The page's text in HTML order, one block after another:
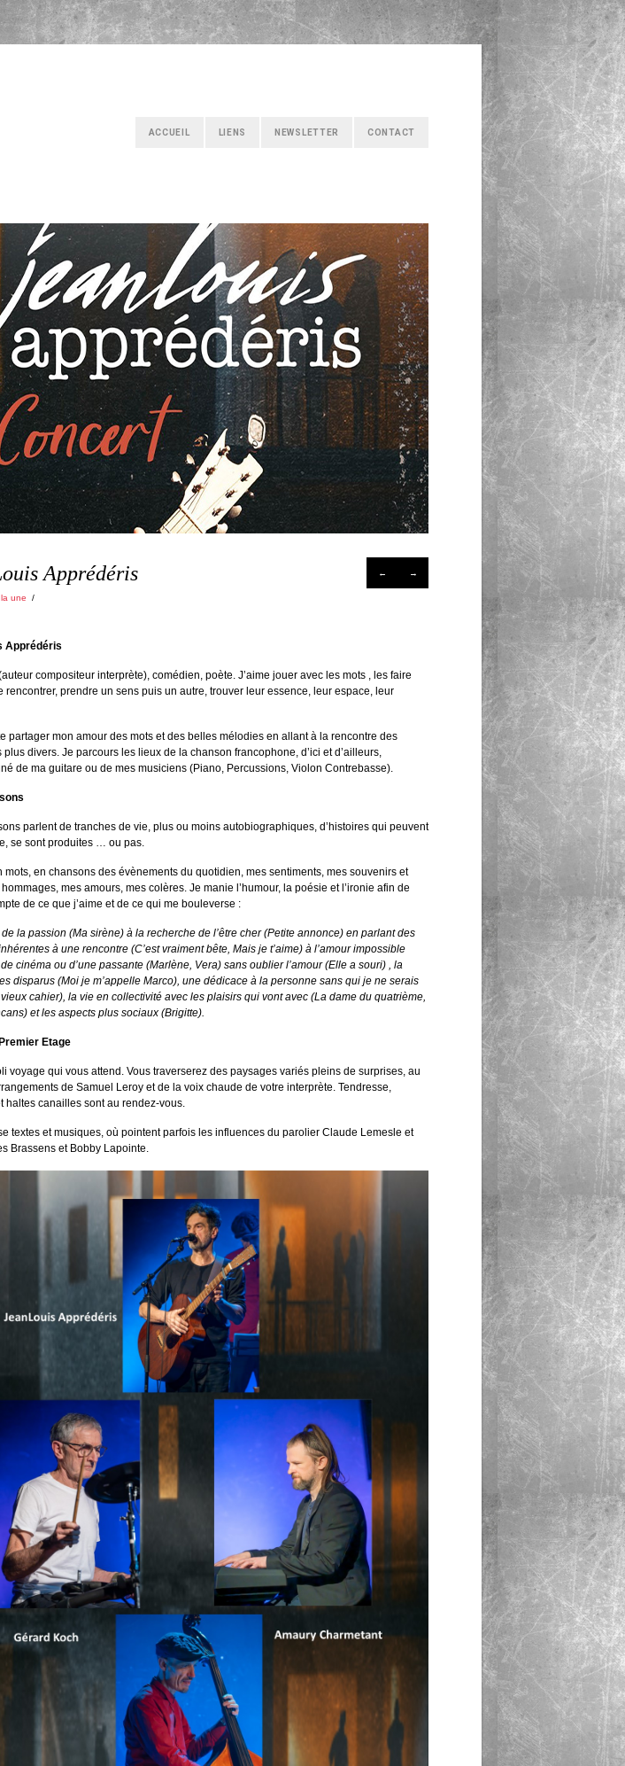
ACCUEIL LIENS NEWSLETTER CONTACT
→
←
Apprédéris
une /
Apprédéris
compositeur interprète), comédien, poète. J’aime jouer avec les mots , les faire
rencontrer, prendre un sens puis un autre, trouver leur essence, leur espace, leur
partager mon amour des mots et des belles mélodies en allant à la rencontre des
plus divers. Je parcours les lieux de la chanson francophone, d’ici et d’ailleurs,
de ma guitare ou de mes musiciens (Piano, Percussions, Violon Contrebasse).
parlent de tranches de vie, plus ou moins autobiographiques, d’histoires qui peuvent
se sont produites … ou pas.
mots, en chansons des évènements du quotidien, mes sentiments, mes souvenirs et
mes amours, mes colères. Je manie l’humour, la poésie et l’ironie afin de
de ce que j’aime et de ce qui me bouleverse :
la passion (Ma sirène) à la recherche de l’être cher (Petite annonce) en parlant des
à une rencontre (C’est vraiment bête, Mais je t’aime) à l’amour impossible
de cinéma ou d’une passante (Marlène, Vera) sans oublier l’amour (Elle a souri) , la
disparus (Moi je m’appelle Marco), une dédicace à la personne sans qui je ne serais
cahier), la vie en collectivité avec les plaisirs qui vont avec (La dame du quatrième,
et les aspects plus sociaux (Brigitte).
Etage
voyage qui vous attend. Vous traverserez des paysages variés pleins de surprises, au
de Samuel Leroy et de la voix chaude de votre interprète. Tendresse,
haltes canailles sont au rendez-vous.
textes et musiques, où pointent parfois les influences du parolier Claude Lemesle et
Brassens et Bobby Lapointe.